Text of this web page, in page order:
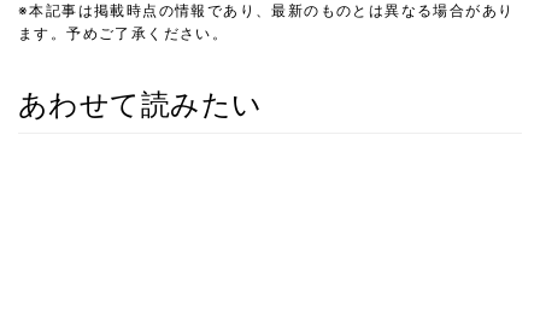
※本記事は掲載時点の情報であり、最新のものとは異なる場合があり
ます。予めご了承ください。
あわせて読みたい